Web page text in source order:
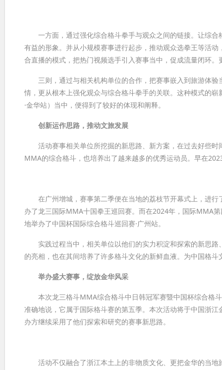
一方面，通过强化综合格斗拳手与观众之间的链接。让综合
有益的形象。并从小规模赛事进行起步，推动观众选拳王等活
合直播的模式，把热门视频选手引入赛事当中，促成流量闭环
三则，通过与相关机构单位的合作，把赛事嵌入到旅游体验
情，更从根本上强化观众与综合格斗拳手的关联。这种模式的
·金华站）当中，便得到了较好的体现和阐释。
创新运作思路，推动文旅发展
活动赛事相关单位所挖掘的新思路、新方案，在过去好些时
MMA的综合格斗，也培养出了越来越多的优秀运动员。早在
在广州增城，赛事第二季便在当地的荔枝节开幕式上，进行
办了龙三国际MMA十国拳王巡回赛。而在2024年，国际MMA
地举办了中国杯国际综合格斗巡回赛·广州站。
实践过程当中，相关单位以他们的实力积淀和探索的新思路
的亮相，也在其间培养了许多格斗文化的新鲜血液。为中国格
举办盛大赛事，绽放金华风采
本次龙三格斗MMA综合格斗中日韩冠军赛暨中国杯综合格
准确地说，它属于国际格斗赛的第五季。本次活动将于中国浙
办方继续采用了他们探索和研究的赛事新思路。
活动不仅融合了浙江本土上的非物质文化、更把金华的当地